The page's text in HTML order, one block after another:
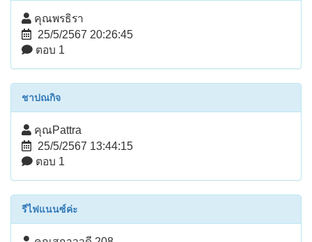
คุณพรธิรา
25/5/2567 20:26:45
ตอบ 1
ชาปณกิจ
คุณPattra
25/5/2567 13:44:15
ตอบ 1
รีไฟแนนซ์ค่ะ